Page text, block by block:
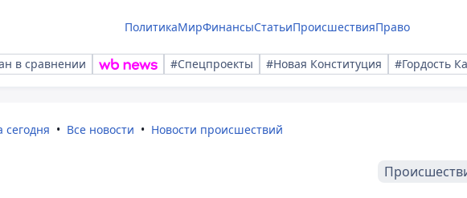
ПолитикаМирФинансыСтатьиПроисшествияПраво
в сравнении #Спецпроекты #Новая Конституция #Гордость
сегодня Все новости Новости происшествий